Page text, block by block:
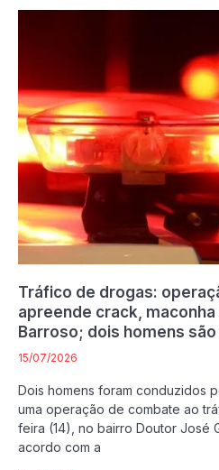
Tráfico de drogas:
apreende crack,
Barroso; dois homens
15/07/2026
Dois homens foram conduzidos
uma operação de combate ao
feira (14), no bairro Doutor José
acordo com a